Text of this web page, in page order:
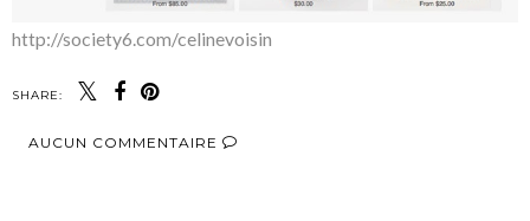
http://society6.com/celinevoisin
SHARE:
AUCUN COMMENTAIRE